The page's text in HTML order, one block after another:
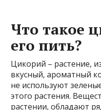
Что такое
его пить?
Цикорий – растение,
вкусный, ароматный
не используют
этого растения.
растении, обладают